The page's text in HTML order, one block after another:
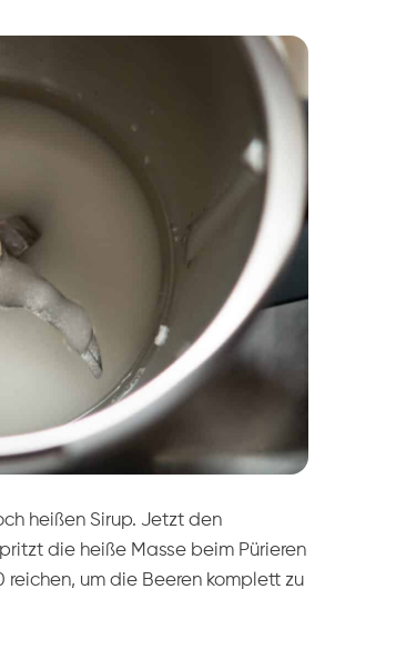
heißen Sirup. Jetzt den
die heiße Masse beim Pürieren
reichen, um die Beeren komplett zu